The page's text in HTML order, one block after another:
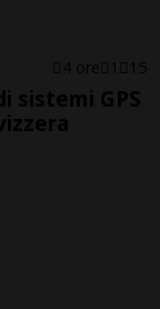
4 ore 1 15
sistemi GPS